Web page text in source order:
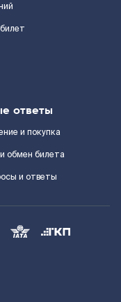
ответы
и покупка
обмен билета
и ответы